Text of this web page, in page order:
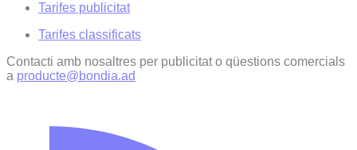
Tarifes publicitat
Tarifes classificats
Contacti amb nosaltres per publicitat o qüestions comercials
a producte@bondia.ad